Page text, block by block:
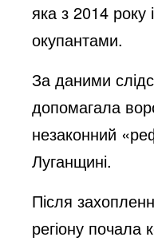
яка з 2014 року
окупантами.
За даними
допомагала
незаконний
Луганщині.
Після
регіону почала